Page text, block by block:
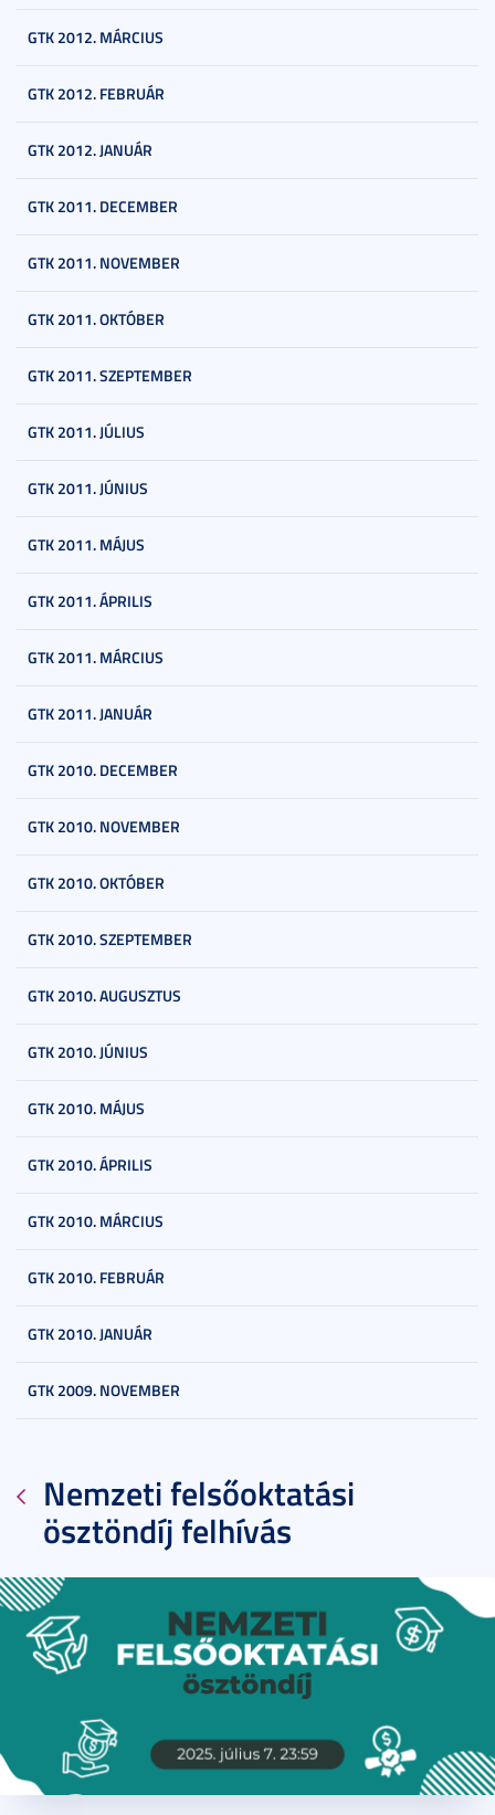
GTK 2012. MÁRCIUS
GTK 2012. FEBRUÁR
GTK 2012. JANUÁR
GTK 2011. DECEMBER
GTK 2011. NOVEMBER
GTK 2011. OKTÓBER
GTK 2011. SZEPTEMBER
GTK 2011. JÚLIUS
GTK 2011. JÚNIUS
GTK 2011. MÁJUS
GTK 2011. ÁPRILIS
GTK 2011. MÁRCIUS
GTK 2011. JANUÁR
GTK 2010. DECEMBER
GTK 2010. NOVEMBER
GTK 2010. OKTÓBER
GTK 2010. SZEPTEMBER
GTK 2010. AUGUSZTUS
GTK 2010. JÚNIUS
GTK 2010. MÁJUS
GTK 2010. ÁPRILIS
GTK 2010. MÁRCIUS
GTK 2010. FEBRUÁR
GTK 2010. JANUÁR
GTK 2009. NOVEMBER
Nemzeti felsőoktatási
ösztöndíj felhívás